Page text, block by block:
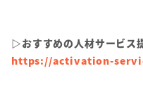
▷おすすめの人材サービス
https://activation-